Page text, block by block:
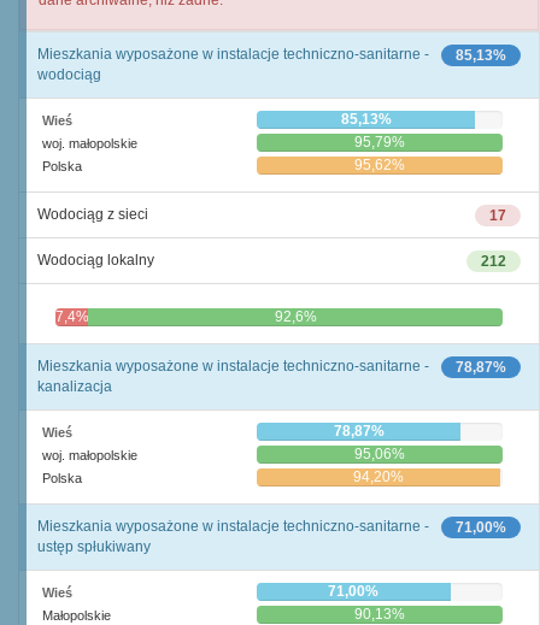
85,13%
Mieszkania wyposażone w instalacje techniczno-sanitarne -
wodociąg
Wieś 85,13%
woj. małopolskie 95,79%
Polska 95,62%
17
Wodociąg z sieci
212
Wodociąg lokalny
7,4% 92,6%
78,87%
Mieszkania wyposażone w instalacje techniczno-sanitarne -
kanalizacja
Wieś 78,87%
woj. małopolskie 95,06%
Polska 94,20%
71,00%
Mieszkania wyposażone w instalacje techniczno-sanitarne -
ustęp spłukiwany
Wieś 71,00%
Małopolskie 90,13%